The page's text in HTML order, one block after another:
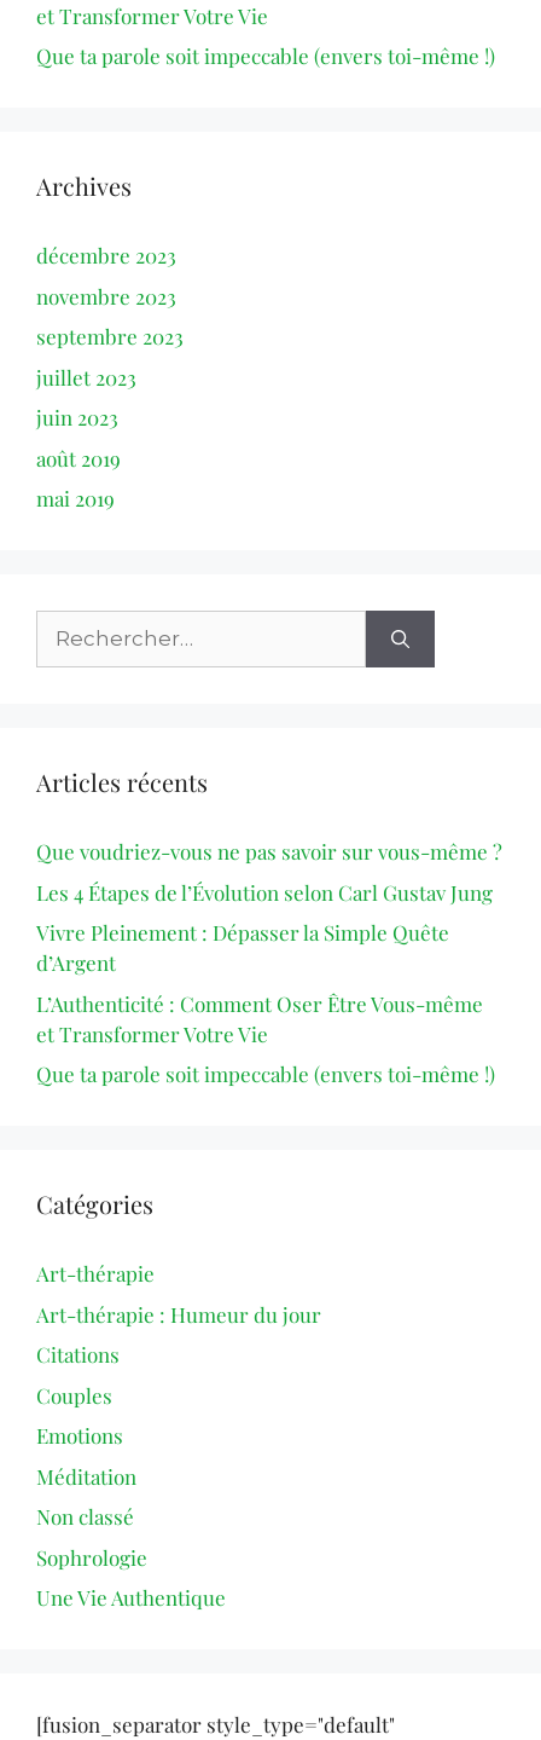
et Transformer Votre Vie
Que ta parole soit impeccable (envers toi-même !)
Archives
décembre 2023
novembre 2023
septembre 2023
juillet 2023
juin 2023
août 2019
mai 2019
Articles récents
Que voudriez-vous ne pas savoir sur vous-même ?
Les 4 Étapes de l’Évolution selon Carl Gustav Jung
Vivre Pleinement : Dépasser la Simple Quête
d’Argent
L’Authenticité : Comment Oser Être Vous-même
et Transformer Votre Vie
Que ta parole soit impeccable (envers toi-même !)
Catégories
Art-thérapie
Art-thérapie : Humeur du jour
Citations
Couples
Emotions
Méditation
Non classé
Sophrologie
Une Vie Authentique
[fusion_separator style_type="default"